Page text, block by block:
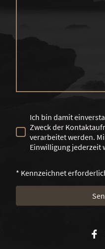
Ich bin damit
Zweck der
verarbeitet werden.
Einwilligung jederzeit
* Kennzeichnet